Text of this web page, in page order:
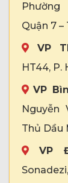
Quận 7 –
VP
HT44, P.
VP
Nguyễn
Thủ Dầu
VP